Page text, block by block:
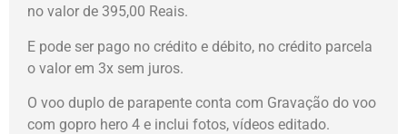
no valor de 395,00 Reais.
E pode ser pago no crédito e débito, no crédito parcela
o valor em 3x sem juros.
O voo duplo de parapente conta com Gravação do voo
com gopro hero 4 e inclui fotos, vídeos editado.